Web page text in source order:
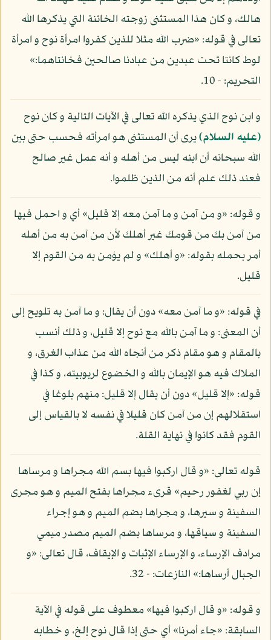
هالك، و كان هذا المستثنى زوجته الخائنة التي يذكرها الله
تعالى في قوله: «ضرب الله مثلا للذين كفروا امرأة نوح و امرأة
لوط كانتا تحت عبدين من عبادنا صالحين فخانتاهما:»
التحريم: - 10.
و ابن نوح الذي يذكره الله تعالى في الآيات التالية و كان نوح
(عليه السلام)يرى أن المستثنى هو امرأته فحسب حتى بين
الله سبحانه أن ابنه ليس من أهله و أنه عمل غير صالح
فعند ذلك علم أنه من الذين ظلموا.
و قوله: «و من آمن و ما آمن معه إلا قليل» أي و احمل فيها
من آمن بك من قومك غير أهلك لأن من آمن به من أهله
أمر بحمله بقوله: «و أهلك» و لم يؤمن به من القوم إلا
قليل.
في قوله: «و ما آمن معه» دون أن يقال: و ما آمن به تلويح إلى
أن المعنى: و ما آمن بالله مع نوح إلا قليل، و ذلك أنسب
بالمقام و هو مقام ذكر من أنجاه الله من عذاب الغرق، و
الملاك فيه هو الإيمان بالله و الخضوع لربوبيته، و كذا في
قوله: «إلا قليل» دون أن يقال إلا قليل: منهم بلوغا في
استقلالهم إن من آمن كان قليلا في نفسه لا بالقياس إلى
القوم فقد كانوا في نهاية القلة.
قوله تعالى: «و قال اركبوا فيها بسم الله مجراها و مرساها
إن ربي لغفور رحيم» قرىء مجراها بفتح الميم و هو مجرى
السفينة و سيرها، و مجراها بضم الميم و هو إجراء
السفينة و سياقها، و مرساها بضم الميم مصدر ميمي
مرادف الإرساء، و الإرساء الإثبات و الإيقاف، قال تعالى: «و
الجبال أرساها:» النازعات: - 32.
و قوله: «و قال اركبوا فيها» معطوف على قوله في الآية
السابقة: «جاء أمرنا» أي حتى إذا قال نوح إلخ، و خطابه